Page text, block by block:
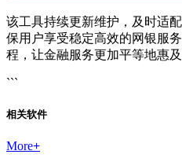
该工具持续更新维护，及时适
保用户享受稳定高效的网银服
程，让金融服务更加平等地惠及
```
相关软件
More+